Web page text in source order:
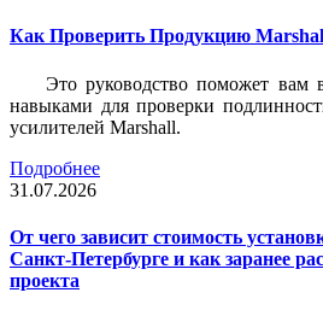
Как Проверить Продукцию
Это руководство поможет вам
навыками для проверки
усилителей Marshall.
Подробнее
31.07.2026
От чего зависит стоимость
Санкт-Петербурге и как заранее
проекта